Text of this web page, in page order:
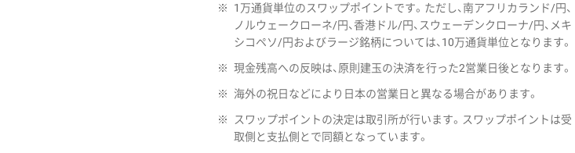
※
1万通貨単位のスワップポイントです。ただし、南アフリカランド/円、
ノルウェークローネ/円、香港ドル/円、スウェーデンクローナ/円、メキ
シコペソ/円およびラージ銘柄については、10万通貨単位となります。
※ 現金残高への反映は、原則建玉の決済を行った2営業日後となります。
※ 海外の祝日などにより日本の営業日と異なる場合があります。
※
スワップポイントの決定は取引所が行います。スワップポイントは受
取側と支払側とで同額となっています。